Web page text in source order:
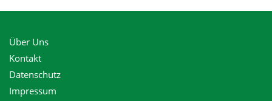
Über Uns
Kontakt
Datenschutz
Impressum